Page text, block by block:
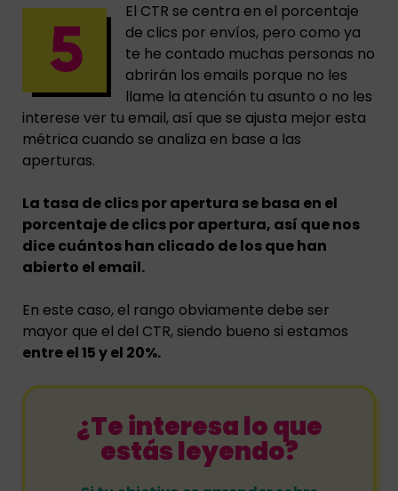
El CTR se centra en el porcentaje
de clics por envíos, pero como ya
te he contado muchas personas no
abrirán los emails porque no les
llame la atención tu asunto o no les
interese ver tu email, así que se ajusta mejor esta
métrica cuando se analiza en base a las
aperturas.
La tasa de clics por apertura se basa en el
porcentaje de clics por apertura, así que nos
dice cuántos han clicado de los que han
abierto el email.
En este caso, el rango obviamente debe ser
mayor que el del CTR, siendo bueno si estamos
entre el 15 y el 20%.
¿Te interesa lo que
estás leyendo?